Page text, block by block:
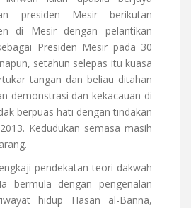
presiden Mesir berikutan
di Mesir dengan pelantikan
Presiden Mesir pada 30
setahun selepas itu kuasa
tangan dan beliau ditahan
demonstrasi dan kekacauan di
berpuas hati dengan tindakan
Kedudukan semasa masih
pendekatan teori dakwah
bermula dengan pengenalan
hidup Hasan al-Banna,